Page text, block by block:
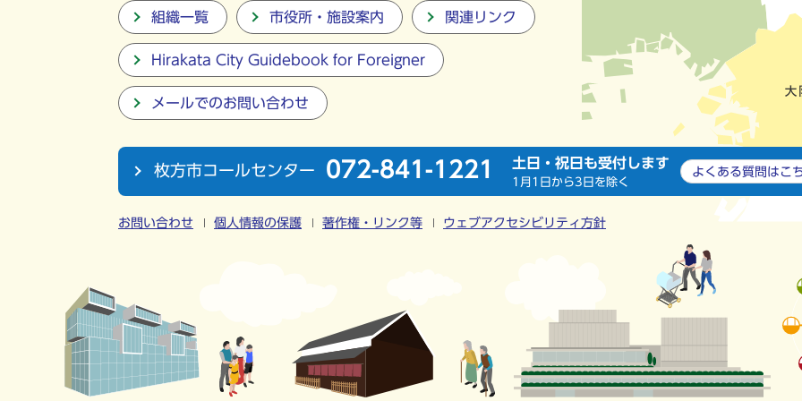
組織一覧 市役所・施設案内 関連リンク
Hirakata City Guidebook for Foreigner
メールでのお問い合わせ
枚方市コールセンター 072-841-1221 土日・祝日も受付します
1月1日から3日を除く
よくある質問は こ
お問い合わせ 個人情報の保護 著作権・リンク等 ウェブアクセシビリティ方針